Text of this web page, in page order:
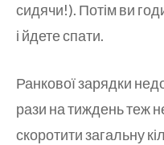
сидячи!). Потім ви
і йдете спати.
Ранкової зарядки
рази на тиждень теж
скоротити загальну